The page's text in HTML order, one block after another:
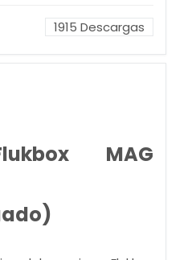
1915 Descargas
MAG